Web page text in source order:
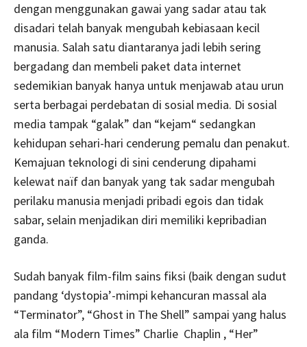
dengan menggunakan gawai yang sadar atau tak
disadari telah banyak mengubah kebiasaan kecil
manusia. Salah satu diantaranya jadi lebih sering
bergadang dan membeli paket data internet
sedemikian banyak hanya untuk menjawab atau urun
serta berbagai perdebatan di sosial media. Di sosial
media tampak “galak” dan “kejam“ sedangkan
kehidupan sehari-hari cenderung pemalu dan penakut.
Kemajuan teknologi di sini cenderung dipahami
kelewat naïf dan banyak yang tak sadar mengubah
perilaku manusia menjadi pribadi egois dan tidak
sabar, selain menjadikan diri memiliki kepribadian
ganda.
Sudah banyak film-film sains fiksi (baik dengan sudut
pandang ‘dystopia’-mimpi kehancuran massal ala
“Terminator”, “Ghost in The Shell” sampai yang halus
ala film “Modern Times” Charlie Chaplin , “Her”